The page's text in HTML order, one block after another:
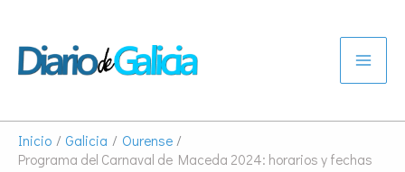
contenido
Inicio Galicia
Ourense
Programa del Carnaval de Maceda 2024: horarios y fechas